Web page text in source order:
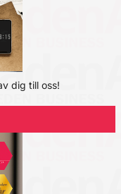
dig till oss!